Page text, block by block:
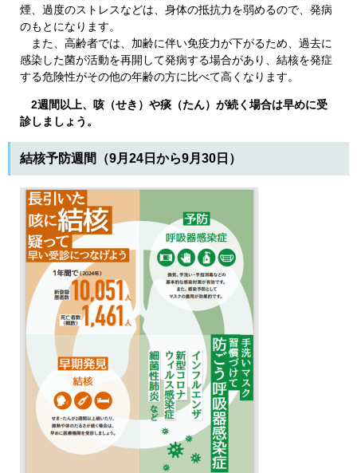
煙、過度のストレスなどは、身体の抵抗力を弱めるので、発病
のもとになります。
また、高齢者では、加齢に伴い免疫力が下がるため、過去に
感染した菌が活動を再開して発病する場合があり、結核を発症
する危険性がその他の年齢の方に比べて高くなります。
2週間以上、咳（せき）や痰（たん）が続く場合は早めに受
診しましょう。
結核予防週間（9月24日から9月30日）